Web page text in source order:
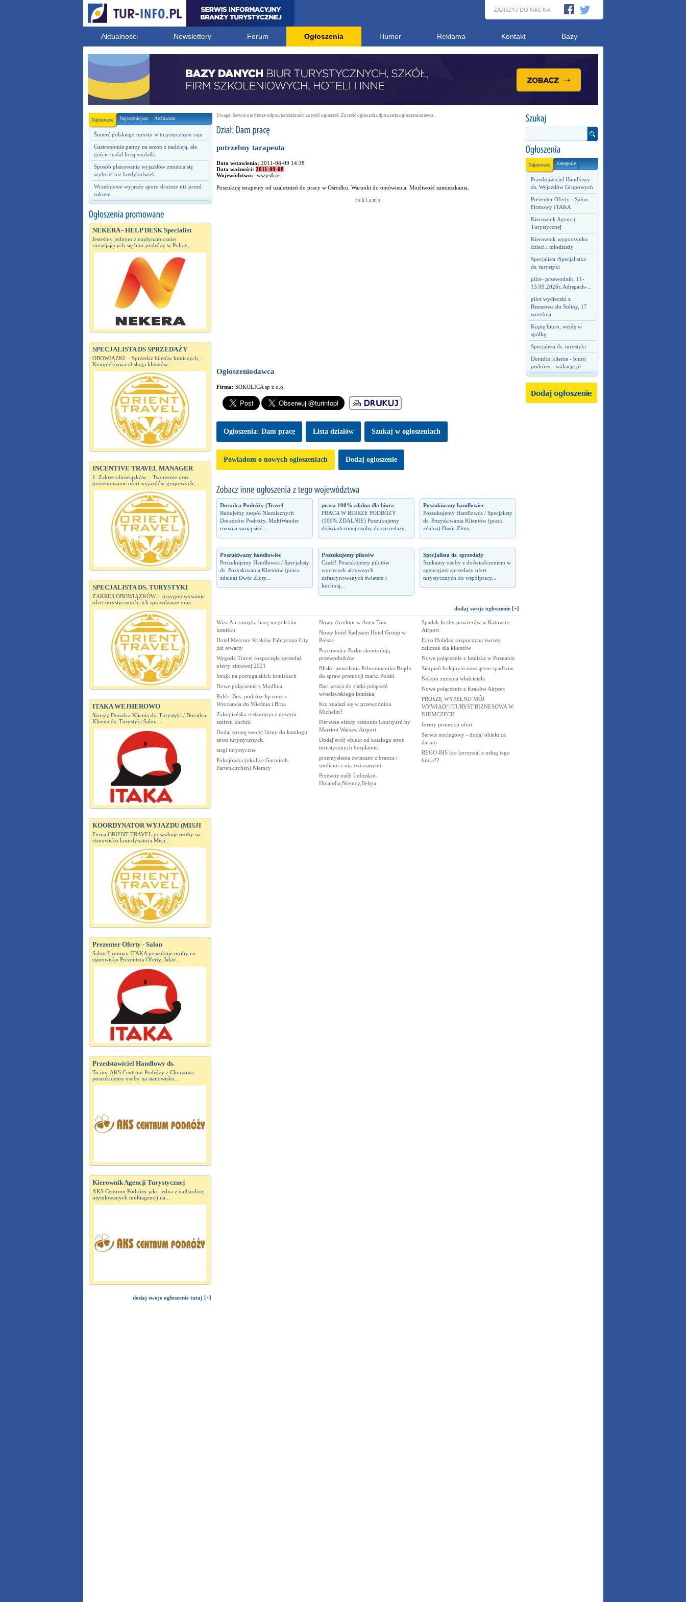
ZAJRZYJ DO NAS NA:
Aktualności Newslettery Forum Ogłoszenia Humor Reklama Kontakt Bazy
Najnowsze Najważniejsze Archiwum
Śmierć polskiego turysty w turystycznym raju
Gastronomia patrzy na sezon z nadzieją, ale
goście nadal liczą wydatki
Sposób planowania wyjazdów zmienia się
szybciej niż kiedykolwiek
Wrześniowe wyjazdy sporo droższe niż przed
rokiem
NEKERA - HELP DESK Specialist
Jesteśmy jednym z najdynamiczniej
rozwijających się biur podróży w Polsce,...
SPECJALISTA DS SPRZEDAŻY
OBOWIĄZKI: - Sprzedaż biletów lotniczych, -
Kompleksowa obsługa klientów...
INCENTIVE TRAVEL MANAGER
1. Zakres obowiązków: - Tworzenie oraz
prezentowanie ofert wyjazdów grupowych,...
SPECJALISTA DS. TURYSTYKI
ZAKRES OBOWIĄZKÓW: - przygotowywanie
ofert turystycznych, ich sprawdzanie oraz...
ITAKA WEJHEROWO
Starszy Doradca Klienta ds. Turystyki / Doradca
Klienta ds. Turystyki Salon...
KOORDYNATOR WYJAZDU (MISJI
Firma ORIENT TRAVEL poszukuje osoby na
stanowisko koordynatora Misji...
Prezenter Oferty - Salon
Salon Firmowy ITAKA poszukuje osoby na
stanowisko Prezentera Oferty. Jakie...
Przedstawiciel Handlowy ds.
To my, AKS Centrum Podróży z Chorzowa
poszukujemy osoby na stanowisko...
Kierownik Agencji Turystycznej
AKS Centrum Podróży jako jedna z najbardziej
utytułowanych multiagencji na...
dodaj swoje ogłoszenie tutaj [+]
Najnowsze Kategorie
Przedstawiciel Handlowy
ds. Wyjazdów Grupowych
Prezenter Oferty - Salon
Firmowy ITAKA
Kierownik Agencji
Turystycznej
Kierownik wypoczynku
dzieci i młodzieży
Specjalista /Specjalistka
ds. turystyki
pilot- przewodnik, 11-
13.09.2026r. Adrspach-...
pilot wycieczki z
Rzeszowa do Soliny, 17
września
Kupię biuro, wejdę w
spółkę.
Specjalista ds. turystyki
Doradca klienta - biuro
podróży - wakacje.pl
Uwaga! Serwis nie bierze odpowiedzialności za treść ogłoszeń. Za treść ogłoszeń odpowiada ogłoszeniodawca.
potrzebny tarapeuta
Data wstawienia: 2011-08-09 14:38
Data ważności: 2011-09-08
Województwo: -wszystkie-
Poszukuję terapeuty od uzależnień do pracy w Ośrodku. Warunki do omówienia. Możliwość zamieszkania.
r e k l a m a
Ogłoszeniodawca
Firma: SOKOLICA sp z o.o.
Ogłoszenia: Dam pracę Lista dzialów Szukaj w ogłoszeniach
Powiadom o nowych ogłoszeniach Dodaj ogłoszenie
Doradca Podróży (Travel
Budujemy zespół Niezależnych
Doradców Podróży. MultiWander
rozwija swoją sieć...
praca 100% zdalna dla biura
PRACA W BIURZE PODRÓŻY
(100% ZDALNIE) Poszukujemy
doświadczonej osoby do sprzedaży...
Poszukiwany handlowiec
Poszukujemy Handlowca / Specjalisty
ds. Pozyskiwania Klientów (praca
zdalna) Dwór Złoty...
Poszukiwany handlowiec
Poszukujemy Handlowca / Specjalisty
ds. Pozyskiwania Klientów (praca
zdalna) Dwór Złoty...
Poszukujemy pilotów
Cześć! Poszukujemy pilotów
wycieczek aktywnych
zafascynowanych światem i
kuchnią...
Specjalista ds. sprzedaży
Szukamy osoby z doświadczeniem w
agencyjnej sprzedaży ofert
turystycznych do współpracy...
dodaj swoje ogłoszenie [+]
Wizz Air zamyka bazę na polskim
lotnisku
Hotel Mercure Kraków Fabryczna City
już otwarty
Wygoda Travel rozpoczęła sprzedaż
oferty zimowej 2021
Strajk na portugalskich lotniskach
Nowe połączenie z Modlina
Polski Bus: podróże łączone z
Wrocławia do Wiednia i Brna
Zakopiańska restauracja z nowym
szefem kuchni
Dodaj stronę swojej firmy do katalogu
stron turystycznych.
targi turystyczne
Pokojówka (okolice Garmisch-
Partenkirchen) Niemcy
Nowy dyrektor w Anex Tour
Nowy hotel Radisson Hotel Group w
Polsce
Pracownicy Parku skontrolują
przewodników
Blisko powołania Pełnomocnika Rządu
do spraw promocji marki Polski
Bari wraca do siatki połączeń
wrocławskiego lotniska
Kto znalazł się w przewodniku
Michelin?
Pierwsze efekty remontu Courtyard by
Marriott Warsaw Airport
Dodaj swój obiekt od katalogu stron
turystycznych bezpłatnie.
przemyslenia zwiazane z branza i
studiami z nia zwiazanymi
Przewóz osób Lubuskie-
Holandia,Niemcy,Belgia
Spadek liczby pasażerów w Katowice
Airport
Ecco Holiday rozpoczyna zwroty
zaliczek dla klientów
Nowe połączenie z lotniska w Poznaniu
Sierpień kolejnym miesiącem spadków
Nekera zmienia właściciela
Nowe połączenie z Kraków Airport
PROSZĘ WYPEŁNIJ MÓJ
WYWIAD!!!TURYST.BIZNESOWA W
NIEMCZECH
formy promocji ofert
Serwis noclegowy - dodaj obiekt za
darmo
REGO-BIS kto korzystal z uslug tego
biura??